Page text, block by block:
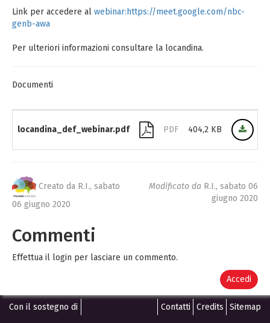
Link per accedere al webinar:https://meet.google.com/nbc-
genb-awa
Per ulteriori informazioni consultare la locandina.
Documenti
locandina_def_webinar.pdf PDF 404,2 KB
Creato da R.I., sabato
06 giugno 2020
Modificato da R.I., sabato 06
giugno 2020
Commenti
Effettua il login per lasciare un commento.
Accedi
Con il sostegno di Contatti Credits Sitemap